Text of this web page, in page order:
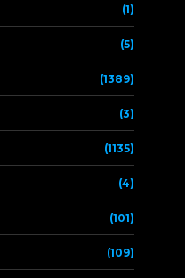
(1)
(5)
(1389)
(3)
(1135)
(4)
(101)
(109)